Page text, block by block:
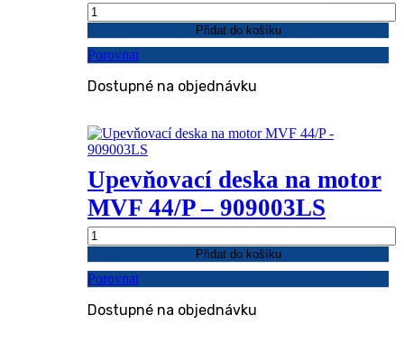
Upevňovací
deska
na
motor
44/P
909003PS
množství
Přidat do košíku
Porovnat
Dostupné na objednávku
Upevňovací deska na motor
MVF 44/P – 909003LS
Upevňovací
deska
na
motor
44/P
Přidat do košíku
Porovnat
Dostupné na objednávku